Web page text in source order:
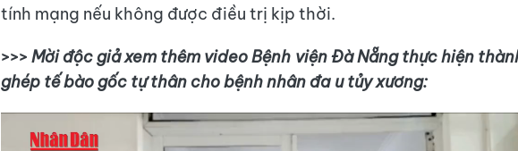
tính mạng nếu không được điều trị kịp thời.
>>> Mời độc giả xem thêm video Bệnh viện Đà Nẵng thực hiện
ghép tế bào gốc tự thân cho bệnh nhân đa u tủy xương: